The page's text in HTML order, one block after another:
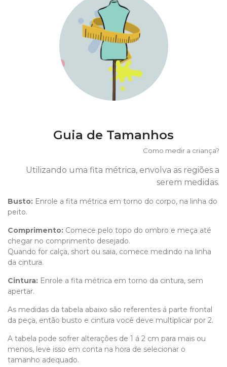
Guia de Tamanhos
Como medir a criança?
Utilizando uma fita métrica, envolva as regiões a
serem medidas.
Busto: Enrole a fita métrica em torno do corpo, na linha do
peito.
Comprimento: Comece pelo topo do ombro e meça até
chegar no comprimento desejado.
Quando for calça, short ou saia, comece medindo na linha
da cintura.
Cintura: Enrole a fita métrica em torno da cintura, sem
apertar.
As medidas da tabela abaixo são referentes á parte frontal
da peça, então busto e cintura você deve multiplicar por 2.
A tabela pode sofrer alterações de 1 á 2 cm para mais ou
menos, leve isso em conta na hora de selecionar o
tamanho adequado.